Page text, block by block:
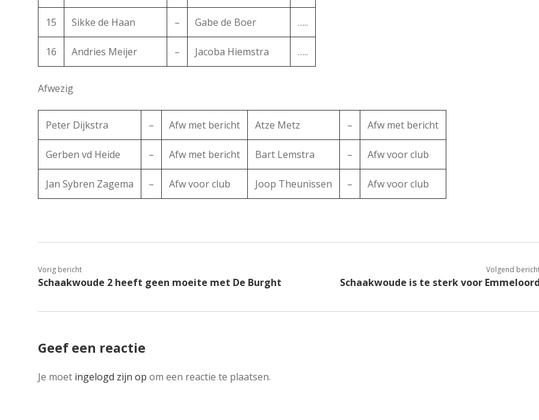
15 Sikke de Haan – Gabe de Boer …..
16 Andries Meijer – Jacoba Hiemstra …..
Afwezig
Peter Dijkstra – Afw met bericht Atze Metz – Afw met bericht
Gerben vd Heide – Afw met bericht Bart Lemstra – Afw voor club
Jan Sybren Zagema – Afw voor club Joop Theunissen – Afw voor club
Vorig bericht
Schaakwoude 2 heeft geen moeite met De Burght
Volgend
Schaakwoude is te sterk voor Emmeloord
Geef een reactie
Je moet ingelogd zijn op om een reactie te plaatsen.